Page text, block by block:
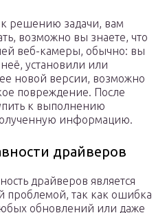
решению задачи, вам
возможно вы знаете, что
веб-камеры, обычно: вы
установили или
новой версии, возможно
повреждение. После
к выполнению
информацию.
драйверов
драйверов является
проблемой, так как ошибка
обновлений или даже